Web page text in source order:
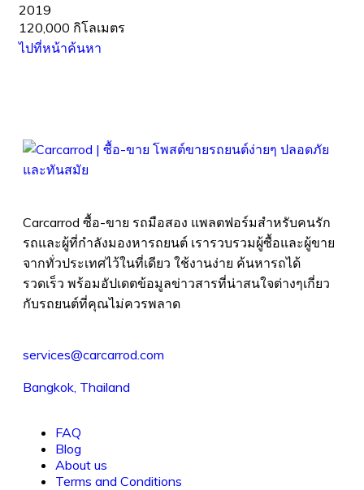
2019
120,000 กิโลเมตร
ไปที่หน้าค้นหา
Carcarrod ซื้อ-ขาย รถมือสอง แพลตฟอร์มสำหรับคนรัก
รถและผู้ที่กำลังมองหารถยนต์ เรารวบรวมผู้ซื้อและผู้ขาย
จากทั่วประเทศไว้ในที่เดียว ใช้งานง่าย ค้นหารถได้
รวดเร็ว พร้อมอัปเดตข้อมูลข่าวสารที่น่าสนใจต่างๆเกี่ยว
กับรถยนต์ที่คุณไม่ควรพลาด
services@carcarrod.com
Bangkok, Thailand
FAQ
Blog
About us
Terms and Conditions